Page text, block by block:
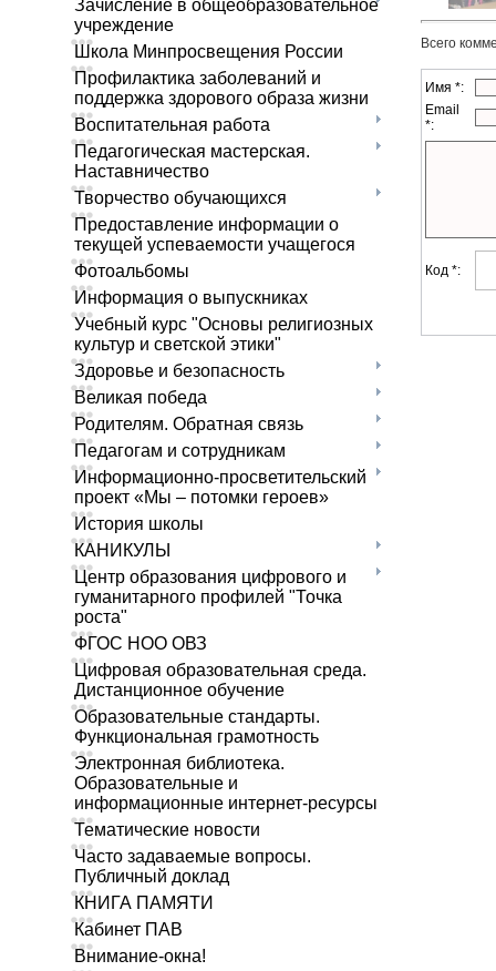
Зачисление в общеобразовательное
учреждение
Школа Минпросвещения России
Профилактика заболеваний и
поддержка здорового образа жизни
Воспитательная работа
Педагогическая мастерская.
Наставничество
Творчество обучающихся
Предоставление информации о
текущей успеваемости учащегося
Фотоальбомы
Информация о выпускниках
Учебный курс "Основы религиозных
культур и светской этики"
Здоровье и безопасность
Великая победа
Родителям. Обратная связь
Педагогам и сотрудникам
Информационно-просветительский
проект «Мы – потомки героев»
История школы
КАНИКУЛЫ
Центр образования цифрового и
гуманитарного профилей "Точка
роста"
ФГОС НОО ОВЗ
Цифровая образовательная среда.
Дистанционное обучение
Образовательные стандарты.
Функциональная грамотность
Электронная библиотека.
Образовательные и
информационные интернет-ресурсы
Тематические новости
Часто задаваемые вопросы.
Публичный доклад
КНИГА ПАМЯТИ
Кабинет ПАВ
Внимание-окна!
Всего
Имя *:
Email
*:
Код *: